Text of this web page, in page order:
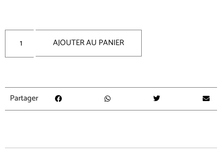
AJOUTER AU PANIER
Partager